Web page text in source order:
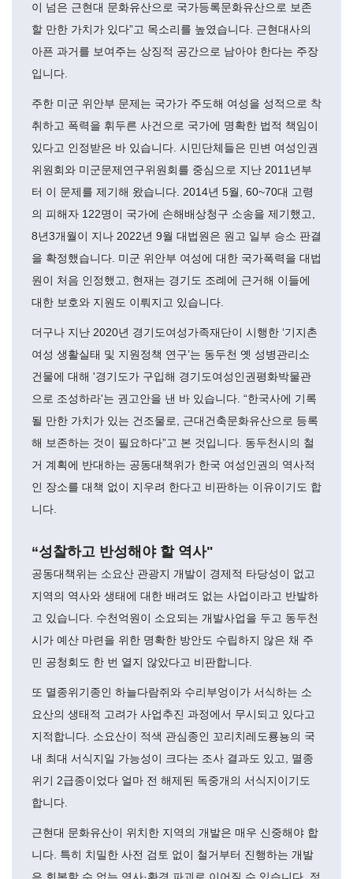
이 넘은 근현대 문화유산으로 국가등록문화유산으로 보존
할 만한 가치가 있다”고 목소리를 높였습니다. 근현대사의
아픈 과거를 보여주는 상징적 공간으로 남아야 한다는 주장
입니다.
주한 미군 위안부 문제는 국가가 주도해 여성을 성적으로 착
취하고 폭력을 휘두른 사건으로 국가에 명확한 법적 책임이
있다고 인정받은 바 있습니다. 시민단체들은 민변 여성인권
위원회와 미군문제연구위원회를 중심으로 지난 2011년부
터 이 문제를 제기해 왔습니다. 2014년 5월, 60~70대 고령
의 피해자 122명이 국가에 손해배상청구 소송을 제기했고,
8년3개월이 지나 2022년 9월 대법원은 원고 일부 승소 판결
을 확정했습니다. 미군 위안부 여성에 대한 국가폭력을 대법
원이 처음 인정했고, 현재는 경기도 조례에 근거해 이들에
대한 보호와 지원도 이뤄지고 있습니다.
더구나 지난 2020년 경기도여성가족재단이 시행한 ‘기지촌
여성 생활실태 및 지원정책 연구’는 동두천 옛 성병관리소
건물에 대해 '경기도가 구입해 경기도여성인권평화박물관
으로 조성하라'는 권고안을 낸 바 있습니다. “한국사에 기록
될 만한 가치가 있는 건조물로, 근대건축문화유산으로 등록
해 보존하는 것이 필요하다”고 본 것입니다. 동두천시의 철
거 계획에 반대하는 공동대책위가 한국 여성인권의 역사적
인 장소를 대책 없이 지우려 한다고 비판하는 이유이기도 합
니다.
“성찰하고 반성해야 할 역사"
공동대책위는 소요산 관광지 개발이 경제적 타당성이 없고
지역의 역사와 생태에 대한 배려도 없는 사업이라고 반발하
고 있습니다. 수천억원이 소요되는 개발사업을 두고 동두천
시가 예산 마련을 위한 명확한 방안도 수립하지 않은 채 주
민 공청회도 한 번 열지 않았다고 비판합니다.
또 멸종위기종인 하늘다람쥐와 수리부엉이가 서식하는 소
요산의 생태적 고려가 사업추진 과정에서 무시되고 있다고
지적합니다. 소요산이 적색 관심종인 꼬리치레도룡뇽의 국
내 최대 서식지일 가능성이 크다는 조사 결과도 있고, 멸종
위기 2급종이었다 얼마 전 해제된 독중개의 서식지이기도
합니다.
근현대 문화유산이 위치한 지역의 개발은 매우 신중해야 합
니다. 특히 치밀한 사전 검토 없이 철거부터 진행하는 개발